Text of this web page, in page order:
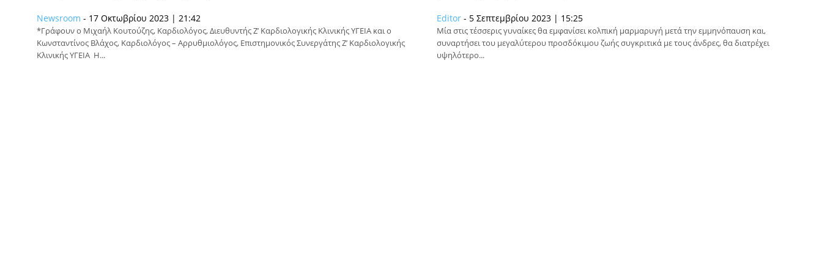
Newsroom - 17 Οκτωβρίου 2023 | 21:42
*Γράφουν ο Μιχαήλ Κουτούζης, Καρδιολόγος, Διευθυντής Ζ’ Καρδιολογικής Κλινικής ΥΓΕΙΑ και ο
Κωνσταντίνος Βλάχος, Καρδιολόγος – Αρρυθμιολόγος, Επιστημονικός Συνεργάτης Ζ’ Καρδιολογικής
Κλινικής ΥΓΕΙΑ Η...
Editor - 5 Σεπτεμβρίου 2023 | 15:25
Μία στις τέσσερις γυναίκες θα εμφανίσει κολπική μαρμαρυγή μετά την εμμηνόπαυση και,
συναρτήσει του μεγαλύτερου προσδόκιμου ζωής συγκριτικά με τους άνδρες, θα διατρέχει
υψηλότερο...